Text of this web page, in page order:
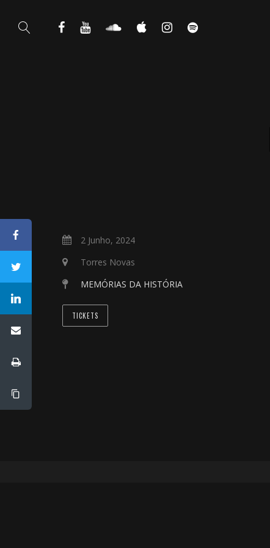
2 Junho, 2024
Torres Novas
MEMÓRIAS DA HISTÓRIA
TICKETS